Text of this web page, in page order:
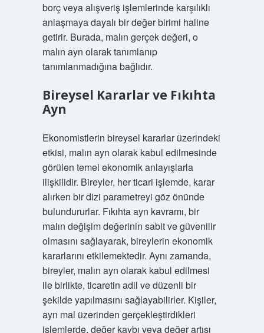
borç veya alışveriş işlemlerinde karşılıklı
anlaşmaya dayalı bir değer birimi haline
getirir. Burada, malın gerçek değeri, o
malın ayn olarak tanımlanıp
tanımlanmadığına bağlıdır.
Bireysel Kararlar ve Fıkıhta
Ayn
Ekonomistlerin bireysel kararlar üzerindeki
etkisi, malın ayn olarak kabul edilmesinde
görülen temel ekonomik anlayışlarla
ilişkilidir. Bireyler, her ticari işlemde, karar
alırken bir dizi parametreyi göz önünde
bulundururlar. Fıkıhta ayn kavramı, bir
malın değişim değerinin sabit ve güvenilir
olmasını sağlayarak, bireylerin ekonomik
kararlarını etkilemektedir. Aynı zamanda,
bireyler, malın ayn olarak kabul edilmesi
ile birlikte, ticaretin adil ve düzenli bir
şekilde yapılmasını sağlayabilirler. Kişiler,
ayn mal üzerinden gerçekleştirdikleri
işlemlerde, değer kaybı veya değer artışı